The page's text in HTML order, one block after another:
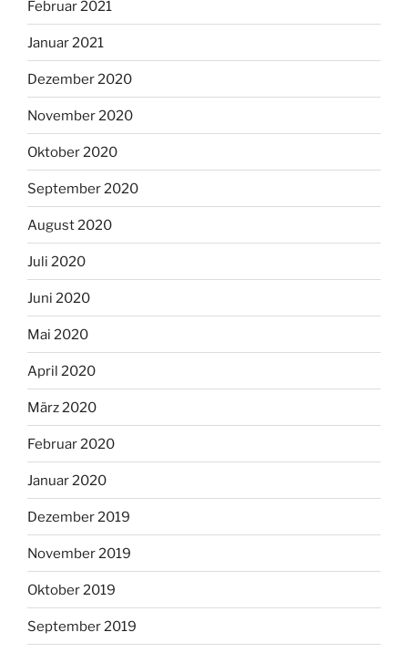
Februar 2021
Januar 2021
Dezember 2020
November 2020
Oktober 2020
September 2020
August 2020
Juli 2020
Juni 2020
Mai 2020
April 2020
März 2020
Februar 2020
Januar 2020
Dezember 2019
November 2019
Oktober 2019
September 2019